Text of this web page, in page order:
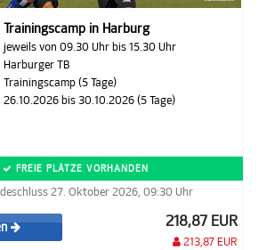
Trainingscamp in Harburg
jeweils von 09.30 Uhr bis 15.30 Uhr
Harburger TB
Trainingscamp (5 Tage)
26.10.2026 bis 30.10.2026 (5 Tage)
FREIE PLÄTZE VORHANDEN
27. Oktober 2026, 09:30 Uhr
218,87 EUR
213,87 EUR